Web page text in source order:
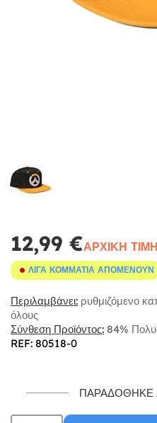
12,99 €ΑΡΧΙΚΉ ΤΙΜΉ
ΛΊΓΑ ΚΟΜΜΆΤΙΑ ΑΠΟΜΈΝΟΥΝ
Περιλαμβάνει: ρυθμιζόμενο
όλους
Σύνθεση Προϊόντος: 84%
REF: 80518-0
ΠΑΡΑΔΌΘΗΚΕ